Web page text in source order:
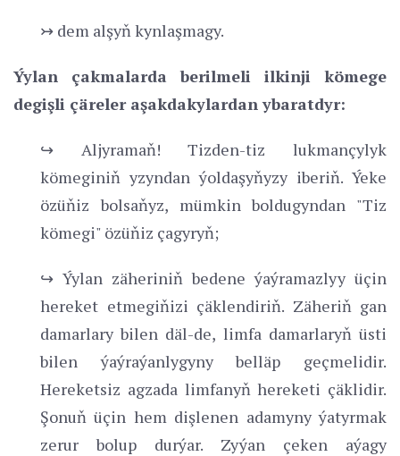
↣ dem alşyň kynlaşmagy.
Ýylan çakmalarda berilmeli ilkinji kömege
degişli çäreler aşakdakylardan ybaratdyr:
↪ Aljyramaň! Tizden-tiz lukmançylyk
kömeginiň yzyndan ýoldaşyňyzy iberiň. Ýeke
özüňiz bolsaňyz, mümkin boldugyndan "Tiz
kömegi" özüňiz çagyryň;
↪ Ýylan zäheriniň bedene ýaýramazlyy üçin
hereket etmegiňizi çäklendiriň. Zäheriň gan
damarlary bilen däl-de, limfa damarlaryň üsti
bilen ýaýraýanlygyny belläp geçmelidir.
Hereketsiz agzada limfanyň hereketi çäklidir.
Şonuň üçin hem dişlenen adamyny ýatyrmak
zerur bolup durýar. Zyýan çeken aýagy